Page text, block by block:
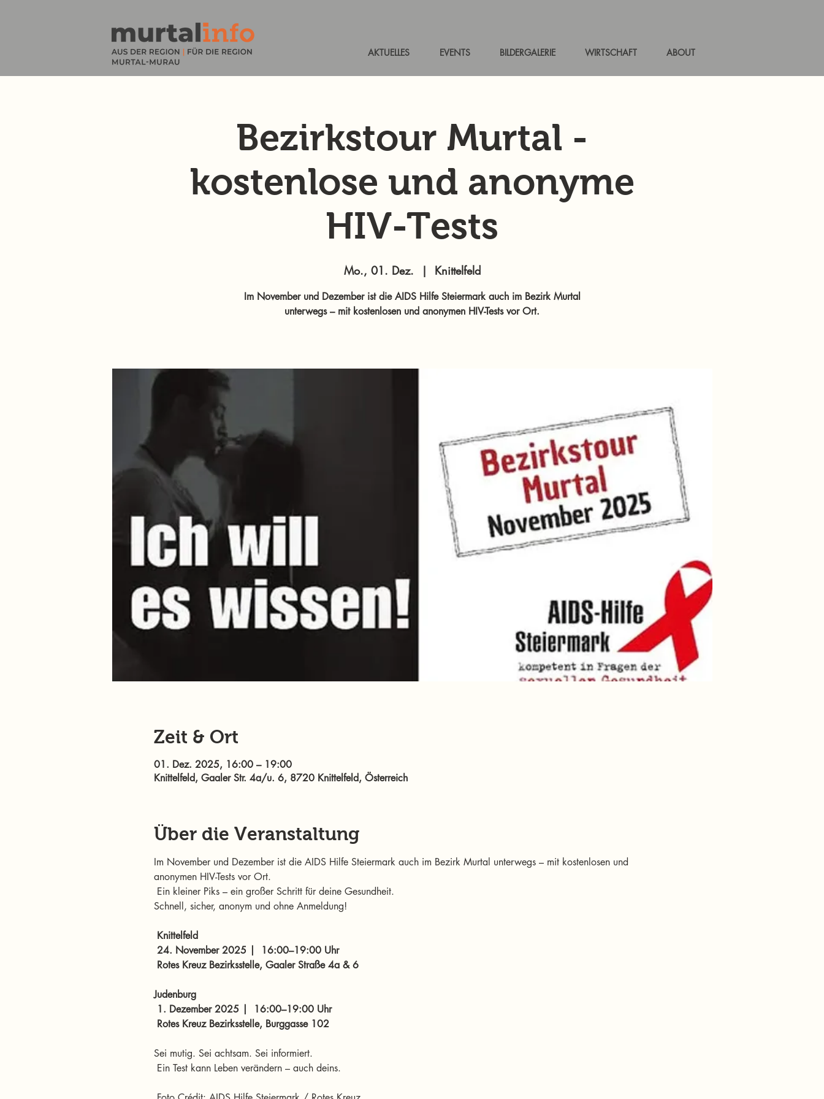
AKTUELLES EVENTS BILDERGALERIE WIRTSCHAFT ABOUT
Bezirkstour Murtal -
kostenlose und anonyme
HIV-Tests
Mo., 01. Dez.
  |
Knittelfeld
Im November und Dezember ist die AIDS Hilfe Steiermark auch im Bezirk Murtal
unterwegs – mit kostenlosen und anonymen HIV-Tests vor Ort.
Zeit & Ort
01. Dez. 2025, 16:00 – 19:00
Knittelfeld, Gaaler Str. 4a/u. 6, 8720 Knittelfeld, Österreich
Über die Veranstaltung
Im November und Dezember ist die AIDS Hilfe Steiermark auch im Bezirk Murtal unterwegs – mit kostenlosen und
anonymen HIV-Tests vor Ort.
Ein kleiner Piks – ein großer Schritt für deine Gesundheit.
Schnell, sicher, anonym und ohne Anmeldung!
Knittelfeld
24. November 2025 |  16:00–19:00 Uhr
Rotes Kreuz Bezirksstelle, Gaaler Straße 4a & 6
Judenburg
1. Dezember 2025 |  16:00–19:00 Uhr
Rotes Kreuz Bezirksstelle, Burggasse 102
Sei mutig. Sei achtsam. Sei informiert.
Ein Test kann Leben verändern – auch deins.